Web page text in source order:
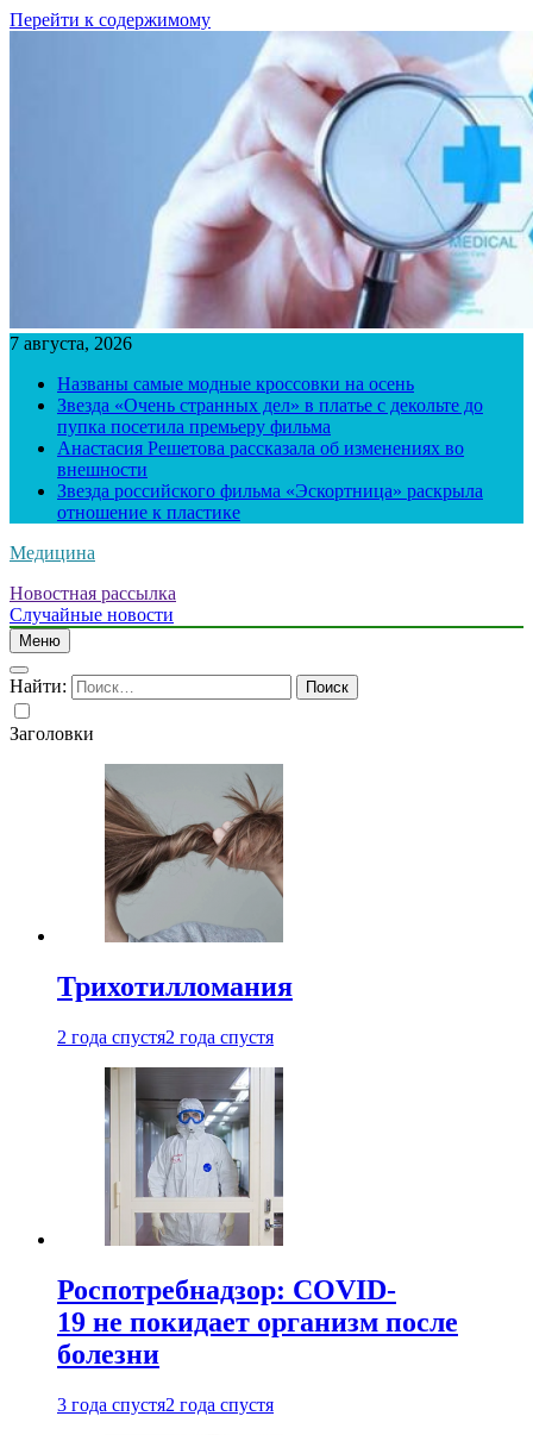
Перейти к содержимому
7 августа, 2026
Названы самые модные кроссовки на осень
Звезда «Очень странных дел» в платье с декольте до
пупка посетила премьеру фильма
Анастасия Решетова рассказала об изменениях во
внешности
Звезда российского фильма «Эскортница» раскрыла
отношение к пластике
Медицина
Новостная рассылка
Случайные новости
Меню
Найти:
Заголовки
Трихотилломания
2 года спустя2 года спустя
Роспотребнадзор: COVID-
19 не покидает организм после
болезни
3 года спустя2 года спустя